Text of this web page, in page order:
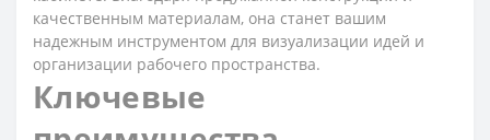
качественным материалам, она станет вашим
надежным инструментом для визуализации идей и
организации рабочего пространства.
Ключевые